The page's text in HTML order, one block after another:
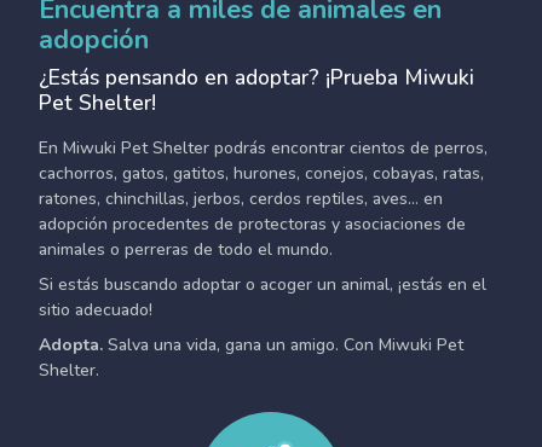
Encuentra a miles de animales en
adopción
¿Estás pensando en adoptar? ¡Prueba Miwuki
Pet Shelter!
En Miwuki Pet Shelter podrás encontrar cientos de perros,
cachorros, gatos, gatitos, hurones, conejos, cobayas, ratas,
ratones, chinchillas, jerbos, cerdos reptiles, aves... en
adopción procedentes de protectoras y asociaciones de
animales o perreras de todo el mundo.
Si estás buscando adoptar o acoger un animal, ¡estás en el
sitio adecuado!
Adopta. Salva una vida, gana un amigo. Con Miwuki Pet
Shelter.